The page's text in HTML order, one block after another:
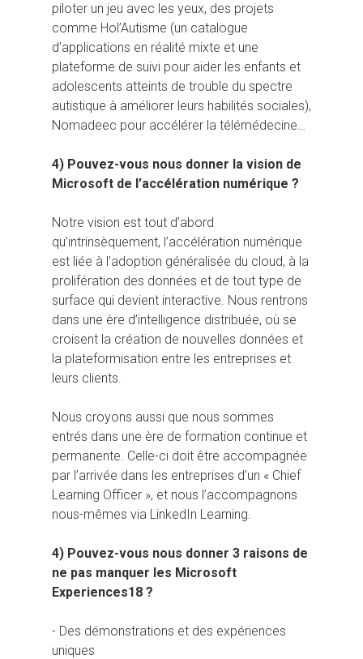
piloter un jeu avec les yeux, des projets
comme Hol’Autisme (un catalogue
d’applications en réalité mixte et une
plateforme de suivi pour aider les enfants et
adolescents atteints de trouble du spectre
autistique à améliorer leurs habilités sociales),
Nomadeec pour accélérer la télémédecine…
4) Pouvez-vous nous donner la vision de
Microsoft de l’accélération numérique ?
Notre vision est tout d’abord
qu’intrinsèquement, l’accélération numérique
est liée à l’adoption généralisée du cloud, à la
prolifération des données et de tout type de
surface qui devient interactive. Nous rentrons
dans une ère d’intelligence distribuée, où se
croisent la création de nouvelles données et
la plateformisation entre les entreprises et
leurs clients.
Nous croyons aussi que nous sommes
entrés dans une ère de formation continue et
permanente. Celle-ci doit être accompagnée
par l’arrivée dans les entreprises d’un « Chief
Learning Officer », et nous l’accompagnons
nous-mêmes via LinkedIn Learning.
4) Pouvez-vous nous donner 3 raisons de
ne pas manquer les Microsoft
Experiences18 ?
- Des démonstrations et des expériences
uniques